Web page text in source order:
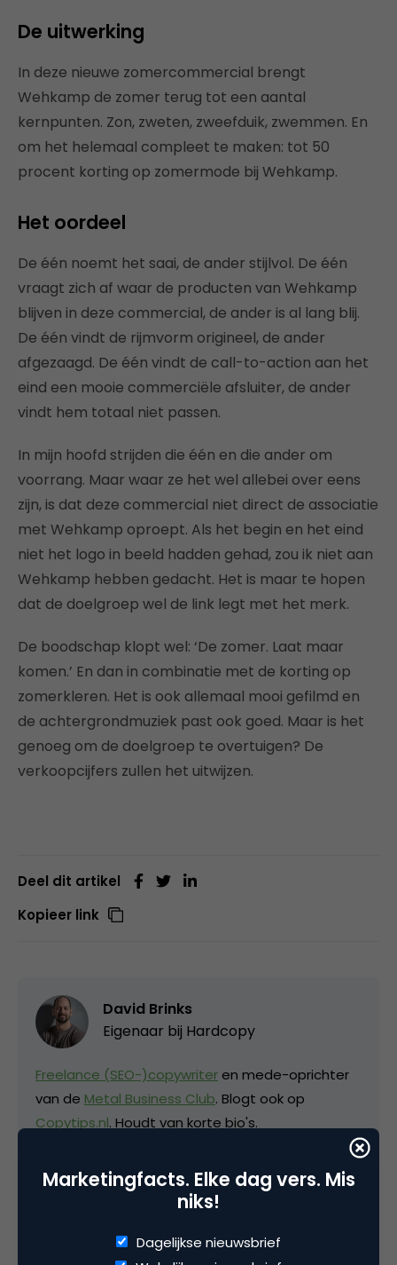
De uitwerking
In deze nieuwe zomercommercial brengt
Wehkamp de zomer terug tot een aantal
kernpunten. Zon, zweten, zweefduik, zwemmen. En
om het helemaal compleet te maken: tot 50
procent korting op zomermode bij Wehkamp.
Het oordeel
De één noemt het saai, de ander stijlvol. De één
vraagt zich af waar de producten van Wehkamp
blijven in deze commercial, de ander is al lang blij.
De één vindt de rijmvorm origineel, de ander
afgezaagd. De één vindt de call-to-action aan het
eind een mooie commerciële afsluiter, de ander
vindt hem totaal niet passen.
In mijn hoofd strijden die één en die ander om
voorrang. Maar waar ze het wel allebei over eens
zijn, is dat deze commercial niet direct de associatie
met Wehkamp oproept. Als het begin en het eind
niet het logo in beeld hadden gehad, zou ik niet aan
Wehkamp hebben gedacht. Het is maar te hopen
dat de doelgroep wel de link legt met het merk.
De boodschap klopt wel: ‘De zomer. Laat maar
komen.’ En dan in combinatie met de korting op
zomerkleren. Het is ook allemaal mooi gefilmd en
de achtergrondmuziek past ook goed. Maar is het
genoeg om de doelgroep te overtuigen? De
verkoopcijfers zullen het uitwijzen.
Deel dit artikel
Kopieer link
David Brinks
Eigenaar bij Hardcopy
Freelance (SEO-)copywriter en mede-oprichter
van de Metal Business Club. Blogt ook op
Copytips.nl. Houdt van korte bio's.
Marketingfacts. Elke dag vers. Mis
niks!
Dagelijkse nieuwsbrief